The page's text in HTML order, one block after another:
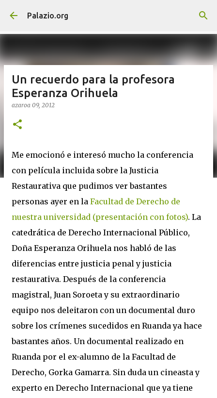
Saltatu eta joan eduki nagusira
Palazio.org
Un recuerdo para la profesora
Esperanza Orihuela
azaroa 09, 2012
Me emocionó e interesó mucho la conferencia
con película incluida sobre la Justicia
Restaurativa que pudimos ver bastantes
personas ayer en la Facultad de Derecho de
nuestra universidad (presentación con fotos). La
catedrática de Derecho Internacional Público,
Doña Esperanza Orihuela nos habló de las
diferencias entre justicia penal y justicia
restaurativa. Después de la conferencia
magistral, Juan Soroeta y su extraordinario
equipo nos deleitaron con un documental duro
sobre los crímenes sucedidos en Ruanda ya hace
bastantes años. Un documental realizado en
Ruanda por el ex-alumno de la Facultad de
Derecho, Gorka Gamarra. Sin duda un cineasta y
experto en Derecho Internacional que ya tiene